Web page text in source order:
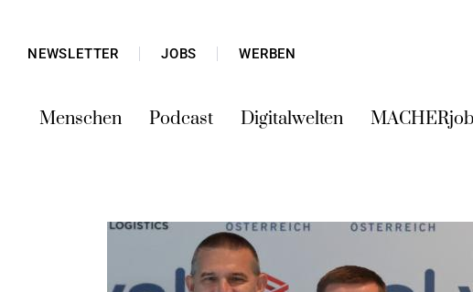
NEWSLETTER JOBS WERBEN
Menschen Podcast Digitalwelten